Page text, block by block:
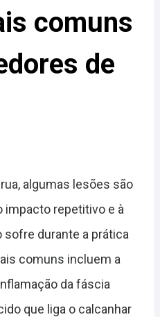
comuns
de
algumas lesões são
impacto repetitivo e à
sofre durante a prática
comuns incluem a
da fáscia
que liga o calcanhar